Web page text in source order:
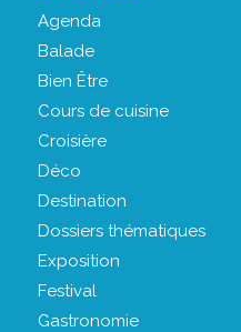
Agenda
Balade
Bien Être
Cours de cuisine
Croisière
Déco
Destination
Dossiers thématiques
Exposition
Festival
Gastronomie